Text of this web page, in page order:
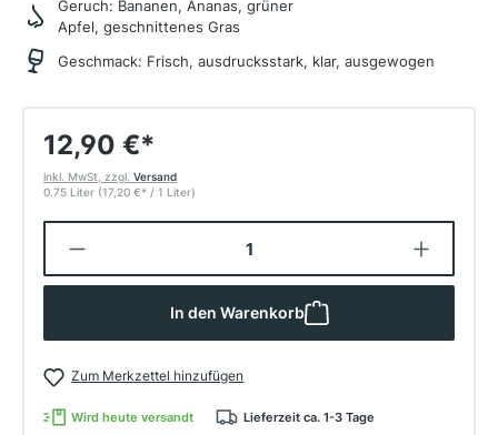
Geruch: Bananen, Ananas, grüner
Apfel, geschnittenes Gras
Geschmack: Frisch, ausdrucksstark, klar, ausgewogen
12,90 €*
inkl. MwSt, zzgl. Versand
0.75 Liter (17,20 €* / 1 Liter)
Produkt Anzahl: Gib den
In den Warenkorb
Zum Merkzettel hinzufügen
Wird heute versandt Lieferzeit ca. 1-3 Tage